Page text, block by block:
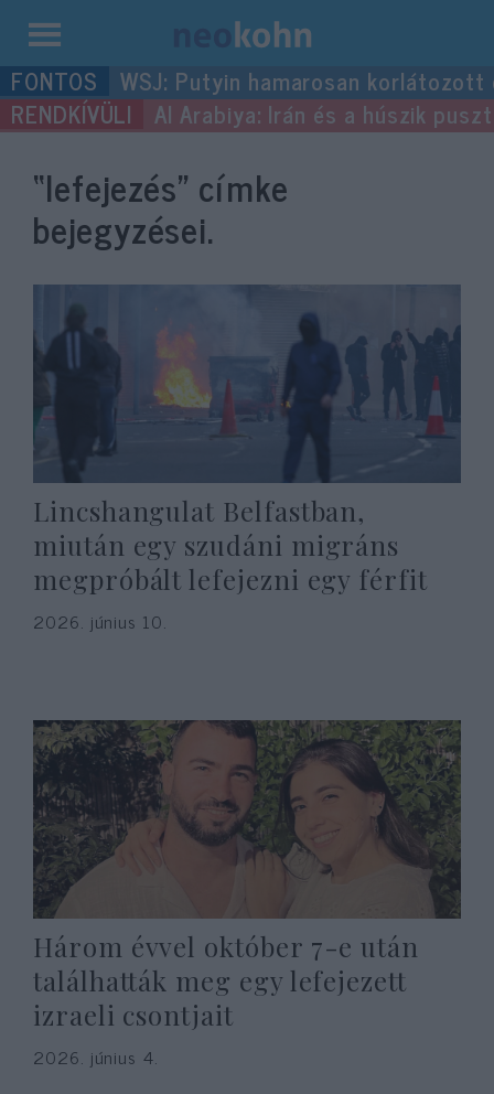
Kilépés
a
tartalomba
WSJ: Putyin hamarosan
Al Arabiya: Irán és a húszik
“lefejezés” címke
bejegyzései.
Lincshangulat Belfastban,
miután egy szudáni migráns
megpróbált lefejezni egy férfit
2026. június 10.
Három évvel október 7-e után
találhatták meg egy lefejezett
izraeli csontjait
2026. június 4.